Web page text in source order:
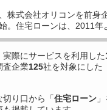
株式会社オリコンを前身
。住宅ローンは、2011年
際にサービスを利用した
査企業125社を対象にした
り口から「住宅ローン